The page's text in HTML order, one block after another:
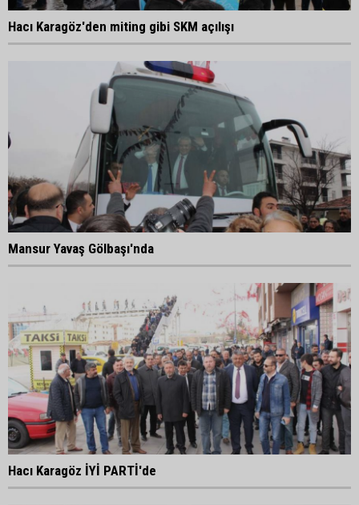
Hacı Karagöz'den miting gibi SKM açılışı
Mansur Yavaş Gölbaşı'nda
Hacı Karagöz İYİ PARTİ'de